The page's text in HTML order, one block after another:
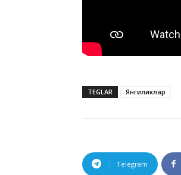
TEGLAR Янгиликлар
Telegram